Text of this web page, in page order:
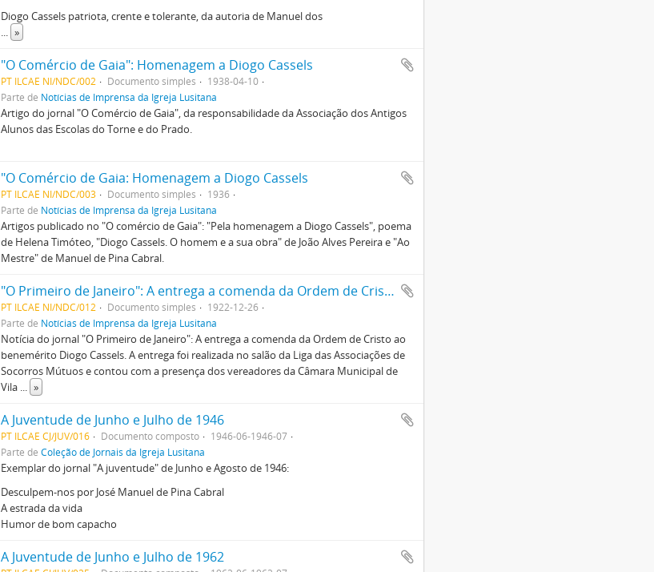
Diogo Cassels patriota, crente e tolerante, da autoria de Manuel dos
... »
"O Comércio de Gaia": Homenagem a Diogo Cassels
PT ILCAE NI/NDC/002 Documento simples
1938-04-10
Parte de Notícias de Imprensa da Igreja Lusitana
Artigo do jornal "O Comércio de Gaia", da responsabilidade da Associação dos Antigos
Alunos das Escolas do Torne e do Prado.
"O Comércio de Gaia: Homenagem a Diogo Cassels
PT ILCAE NI/NDC/003 Documento simples
1936
Parte de Notícias de Imprensa da Igreja Lusitana
Artigos publicado no "O comércio de Gaia": "Pela homenagem a Diogo Cassels", poema
de Helena Timóteo, "Diogo Cassels. O homem e a sua obra" de João Alves Pereira e "Ao
Mestre" de Manuel de Pina Cabral.
"O Primeiro de Janeiro": A entrega a comenda da Ordem de Cristo ao benemérito Diogo Cassels
PT ILCAE NI/NDC/012 Documento simples
1922-12-26
Parte de Notícias de Imprensa da Igreja Lusitana
Notícia do jornal "O Primeiro de Janeiro": A entrega a comenda da Ordem de Cristo ao
benemérito Diogo Cassels. A entrega foi realizada no salão da Liga das Associações de
Socorros Mútuos e contou com a presença dos vereadores da Câmara Municipal de
Vila ... »
A Juventude de Junho e Julho de 1946
PT ILCAE CJ/JUV/016 Documento composto
1946-06-1946-07
Parte de Coleção de Jornais da Igreja Lusitana
Exemplar do jornal "A juventude" de Junho e Agosto de 1946:
Desculpem-nos por José Manuel de Pina Cabral
A estrada da vida
Humor de bom capacho
A Juventude de Junho e Julho de 1962